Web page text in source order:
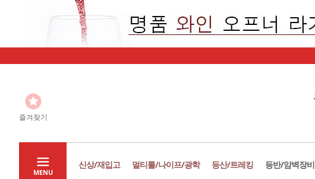
즐겨찾기
MENU
신상/재입고 멀티툴/나이프/광학 등산/트레킹 등반/암벽장비